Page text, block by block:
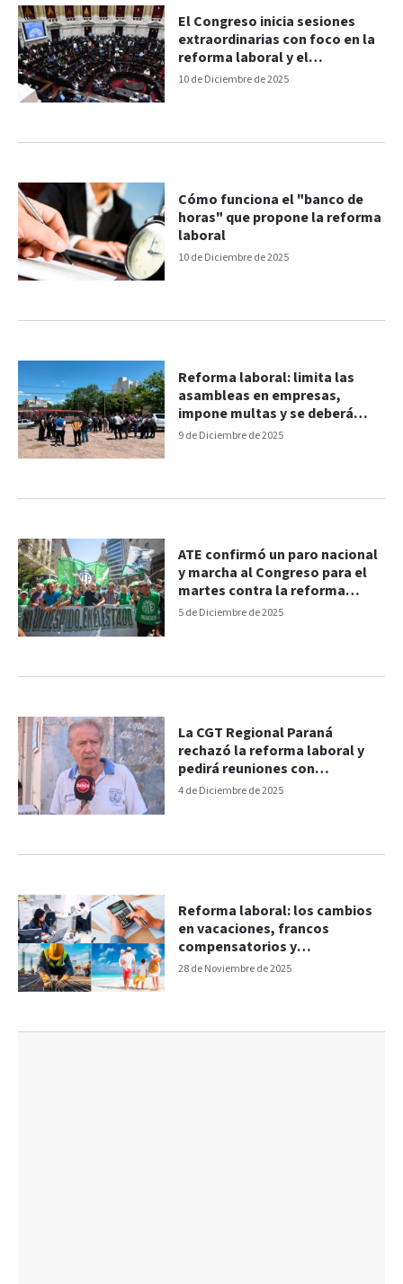
10 de Diciembre de 2025
El Congreso inicia sesiones
extraordinarias con foco en la
reforma laboral y el
presupuesto
10 de Diciembre de 2025
Cómo funciona el "banco de
horas" que propone la reforma
laboral
9 de Diciembre de 2025
Reforma laboral: limita las
asambleas en empresas,
impone multas y se deberá
pedir autorización
5 de Diciembre de 2025
ATE confirmó un paro nacional
y marcha al Congreso para el
martes contra la reforma
laboral
4 de Diciembre de 2025
La CGT Regional Paraná
rechazó la reforma laboral y
pedirá reuniones con
legisladores
28 de Noviembre de 2025
Reforma laboral: los cambios
en vacaciones, francos
compensatorios y
remuneraciones